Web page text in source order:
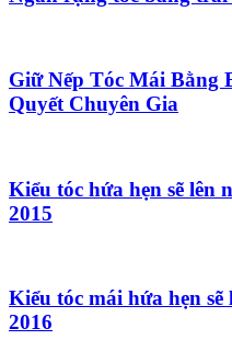
Giữ Nếp Tóc Mái Bằng
Quyết Chuyên Gia
Kiểu tóc hứa hẹn sẽ lên
2015
Kiểu tóc mái hứa hẹn
2016